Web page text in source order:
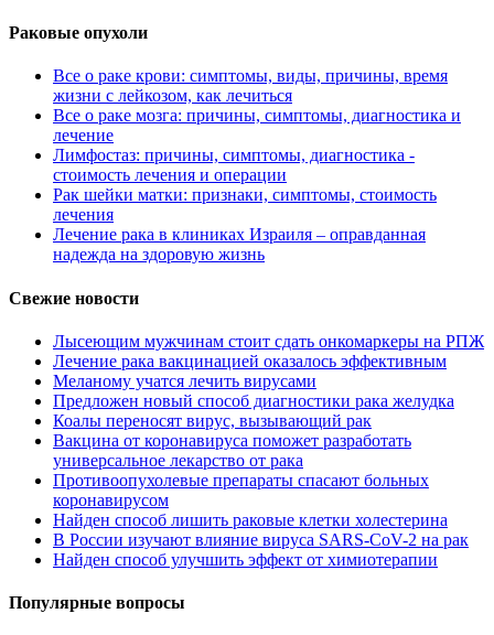
Раковые опухоли
Все о раке крови: симптомы, виды, причины, время
жизни с лейкозом, как лечиться
Все о раке мозга: причины, симптомы, диагностика и
лечение
Лимфостаз: причины, симптомы, диагностика -
стоимость лечения и операции
Рак шейки матки: признаки, симптомы, стоимость
лечения
Лечение рака в клиниках Израиля – оправданная
надежда на здоровую жизнь
Свежие новости
Лысеющим мужчинам стоит сдать онкомаркеры на РПЖ
Лечение рака вакцинацией оказалось эффективным
Меланому учатся лечить вирусами
Предложен новый способ диагностики рака желудка
Коалы переносят вирус, вызывающий рак
Вакцина от коронавируса поможет разработать
универсальное лекарство от рака
Противоопухолевые препараты спасают больных
коронавирусом
Найден способ лишить раковые клетки холестерина
В России изучают влияние вируса SARS-CoV-2 на рак
Найден способ улучшить эффект от химиотерапии
Популярные вопросы